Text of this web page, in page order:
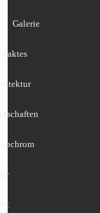
Galerie